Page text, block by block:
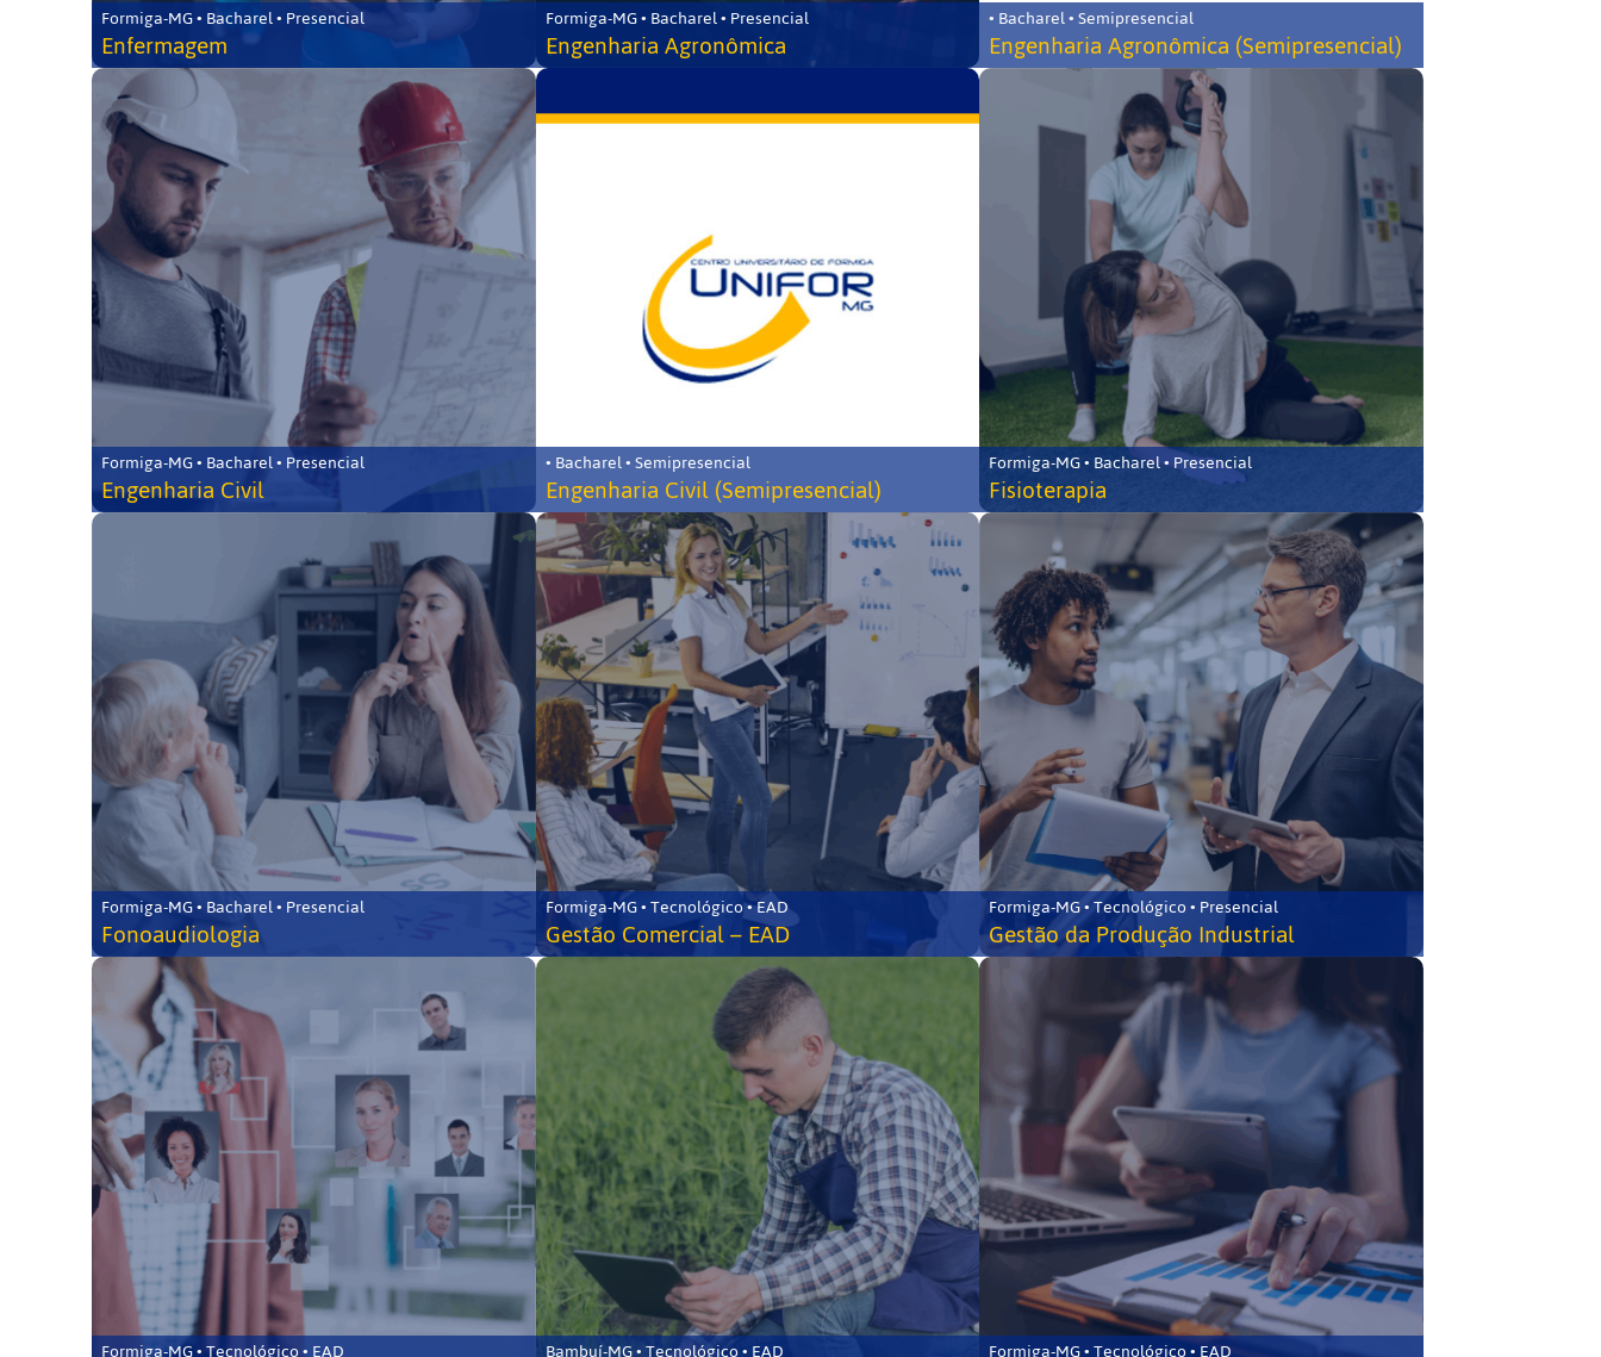
Formiga-MG • Bacharel • Presencial
Enfermagem
Formiga-MG • Bacharel • Presencial
Engenharia Agronômica
• Bacharel • Semipresencial
Engenharia Agronômica (Semipresencial)
Formiga-MG • Bacharel • Presencial
Engenharia Civil
• Bacharel • Semipresencial
Engenharia Civil (Semipresencial)
Formiga-MG • Bacharel • Presencial
Fisioterapia
Formiga-MG • Bacharel • Presencial
Fonoaudiologia
Formiga-MG • Tecnológico • EAD
Gestão Comercial – EAD
Formiga-MG • Tecnológico • Presencial
Gestão da Produção Industrial